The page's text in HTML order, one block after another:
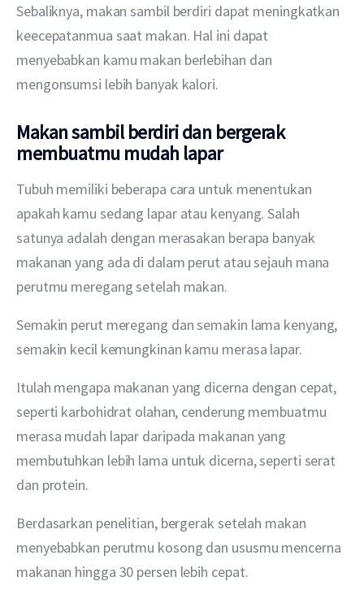
Sebaliknya, makan sambil berdiri dapat meningkatkan
keecepatanmua saat makan. Hal ini dapat
menyebabkan kamu makan berlebihan dan
mengonsumsi lebih banyak kalori.
Makan sambil berdiri dan bergerak
membuatmu mudah lapar
Tubuh memiliki beberapa cara untuk menentukan
apakah kamu sedang lapar atau kenyang. Salah
satunya adalah dengan merasakan berapa banyak
makanan yang ada di dalam perut atau sejauh mana
perutmu meregang setelah makan.
Semakin perut meregang dan semakin lama kenyang,
semakin kecil kemungkinan kamu merasa lapar.
Itulah mengapa makanan yang dicerna dengan cepat,
seperti karbohidrat olahan, cenderung membuatmu
merasa mudah lapar daripada makanan yang
membutuhkan lebih lama untuk dicerna, seperti serat
dan protein.
Berdasarkan penelitian, bergerak setelah makan
menyebabkan perutmu kosong dan ususmu mencerna
makanan hingga 30 persen lebih cepat.